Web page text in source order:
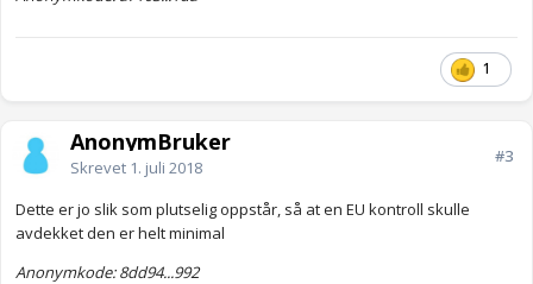
1
AnonymBruker
Skrevet 1. juli 2018
#3
Dette er jo slik som plutselig oppstår, så at en EU kontroll skulle
avdekket den er helt minimal
Anonymkode: 8dd94...992